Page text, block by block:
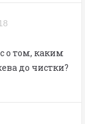
о том, каким
до чистки?